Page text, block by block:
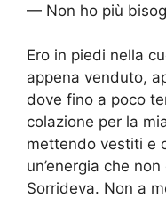
— Non ho più
Ero in piedi nella
appena venduto,
dove fino a poco
colazione per la
mettendo vestiti e
un’energia che
Sorrideva. Non a